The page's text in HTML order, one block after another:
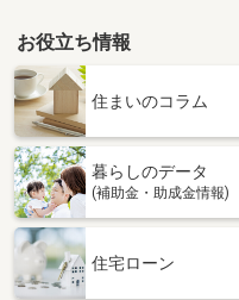
お役立ち情報
住まいのコラム
暮らしのデータ
(補助金・助成金情報)
住宅ローン